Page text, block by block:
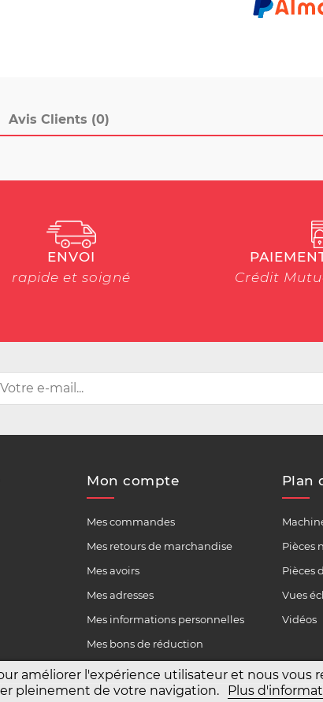
améliorer l'expérience utilisateur et nous vous
pleinement de votre navigation.
Plus
Avis Clients (0)
ENVOI
rapide et soigné
Crédit
Mon compte
Mes commandes
Mes retours de marchandise
Mes avoirs
Mes adresses
Mes informations personnelles
Mes bons de réduction
Plan
Pièces
Pièces
Vues
Vidéos